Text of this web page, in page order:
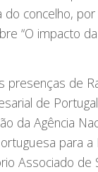
concelho,
“O impacto da
presenças de
de
da Agência
para a
Associado de